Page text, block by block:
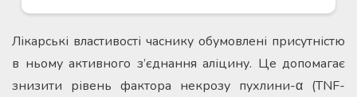
Лікарські властивості часнику обумовлені присутністю
в ньому активного з’єднання аліцину. Це допомагає
знизити рівень фактора некрозу пухлини-α (TNF-